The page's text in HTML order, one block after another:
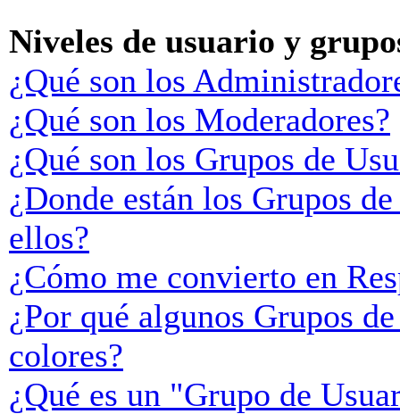
Niveles de usuario y
¿Qué son los
¿Qué son los Moderadores?
¿Qué son los Grupos de
¿Donde están los Grupos
ellos?
¿Cómo me convierto en
¿Por qué algunos Grupos
colores?
¿Qué es un "Grupo de